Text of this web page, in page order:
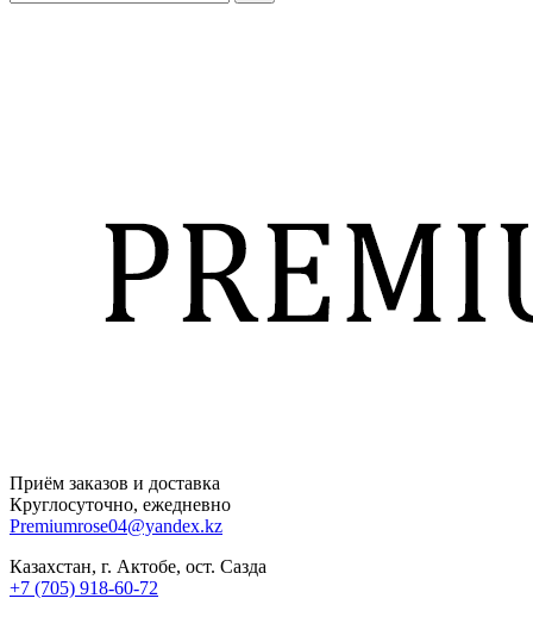
Приём заказов и доставка
Круглосуточно, ежедневно
Premiumrose04@yandex.kz
Казахстан, г. Актобе, ост. Сазда
+7 (705) 918-60-72